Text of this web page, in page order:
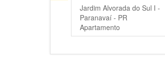
Jardim Alvorada do Sul I -
Paranavaí - PR
Apartamento